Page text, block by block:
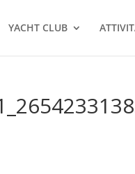
YACHT CLUB